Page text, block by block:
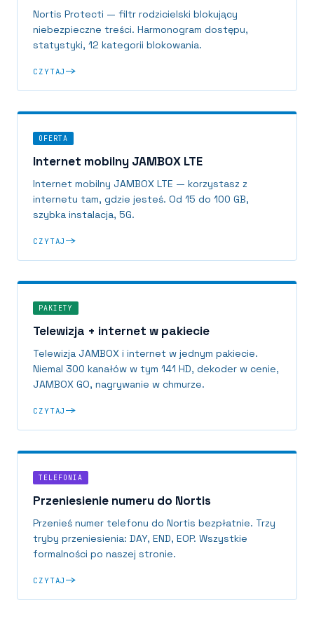
Nortis Protecti — filtr rodzicielski blokujący
niebezpieczne treści. Harmonogram dostępu,
statystyki, 12 kategorii blokowania.
CZYTAJ
OFERTA
Internet mobilny JAMBOX LTE
Internet mobilny JAMBOX LTE — korzystasz z
internetu tam, gdzie jesteś. Od 15 do 100 GB,
szybka instalacja, 5G.
CZYTAJ
PAKIETY
Telewizja + internet w pakiecie
Telewizja JAMBOX i internet w jednym pakiecie.
Niemal 300 kanałów w tym 141 HD, dekoder w cenie,
JAMBOX GO, nagrywanie w chmurze.
CZYTAJ
TELEFONIA
Przeniesienie numeru do Nortis
Przenieś numer telefonu do Nortis bezpłatnie. Trzy
tryby przeniesienia: DAY, END, EOP. Wszystkie
formalności po naszej stronie.
CZYTAJ